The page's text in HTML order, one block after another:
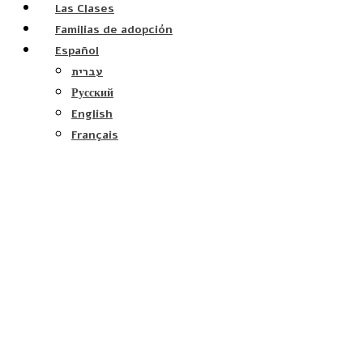
Las Clases
Familias de adopción
Español
עברית
Русский
English
Français